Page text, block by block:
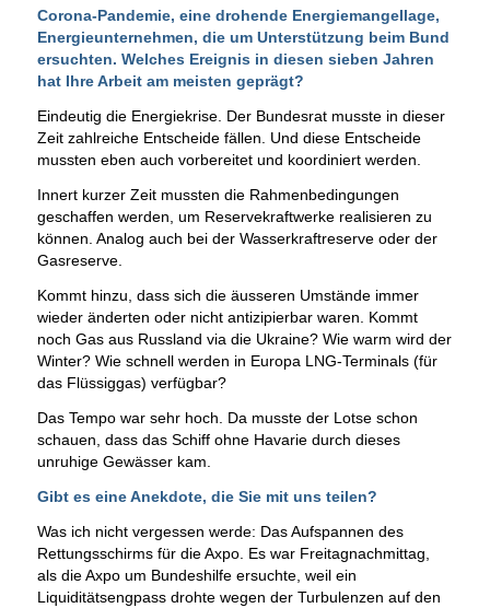
Corona-Pandemie, eine drohende Energiemangellage,
Energieunternehmen, die um Unterstützung beim Bund
ersuchten. Welches Ereignis in diesen sieben Jahren
hat Ihre Arbeit am meisten geprägt?
Eindeutig die Energiekrise. Der Bundesrat musste in dieser
Zeit zahlreiche Entscheide fällen. Und diese Entscheide
mussten eben auch vorbereitet und koordiniert werden.
Innert kurzer Zeit mussten die Rahmenbedingungen
geschaffen werden, um Reservekraftwerke realisieren zu
können. Analog auch bei der Wasserkraftreserve oder der
Gasreserve.
Kommt hinzu, dass sich die äusseren Umstände immer
wieder änderten oder nicht antizipierbar waren. Kommt
noch Gas aus Russland via die Ukraine? Wie warm wird der
Winter? Wie schnell werden in Europa LNG-Terminals (für
das Flüssiggas) verfügbar?
Das Tempo war sehr hoch. Da musste der Lotse schon
schauen, dass das Schiff ohne Havarie durch dieses
unruhige Gewässer kam.
Gibt es eine Anekdote, die Sie mit uns teilen?
Was ich nicht vergessen werde: Das Aufspannen des
Rettungsschirms für die Axpo. Es war Freitagnachmittag,
als die Axpo um Bundeshilfe ersuchte, weil ein
Liquiditätsengpass drohte wegen der Turbulenzen auf den